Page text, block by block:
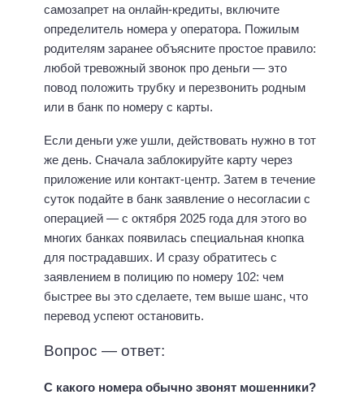
самозапрет на онлайн-кредиты, включите
определитель номера у оператора. Пожилым
родителям заранее объясните простое правило:
любой тревожный звонок про деньги — это
повод положить трубку и перезвонить родным
или в банк по номеру с карты.
Если деньги уже ушли, действовать нужно в тот
же день. Сначала заблокируйте карту через
приложение или контакт-центр. Затем в течение
суток подайте в банк заявление о несогласии с
операцией — с октября 2025 года для этого во
многих банках появилась специальная кнопка
для пострадавших. И сразу обратитесь с
заявлением в полицию по номеру 102: чем
быстрее вы это сделаете, тем выше шанс, что
перевод успеют остановить.
Вопрос — ответ:
С какого номера обычно звонят мошенники?